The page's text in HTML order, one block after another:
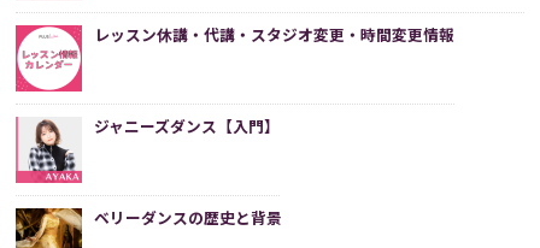
レッスン休講・代講・スタジオ変更・時間変更情報
ジャニーズダンス【入門】
ベリーダンスの歴史と背景